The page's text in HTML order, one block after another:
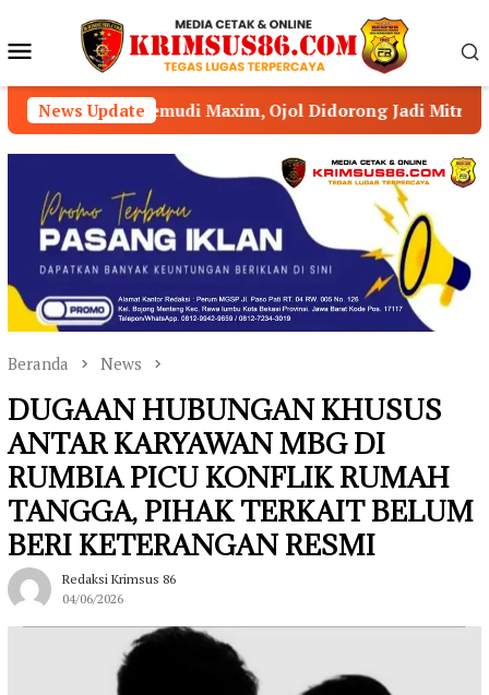
konten Menu
Mobile
News Update
Maxim, Ojol Didorong Jadi Mitra Strategis
Beranda News
DUGAAN HUBUNGAN KHUSUS
ANTAR KARYAWAN MBG DI
RUMBIA PICU KONFLIK RUMAH
TANGGA, PIHAK TERKAIT BELUM
BERI KETERANGAN RESMI
Redaksi Krimsus 86
04/06/2026